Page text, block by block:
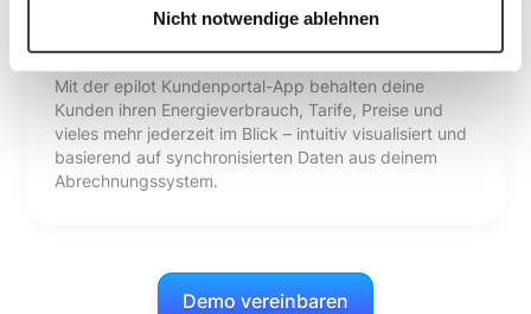
Nicht notwendige ablehnen
Kundenportal-App
Mit der epilot Kundenportal-App behalten deine
Kunden ihren Energieverbrauch, Tarife, Preise und
vieles mehr jederzeit im Blick – intuitiv visualisiert und
basierend auf synchronisierten Daten aus deinem
Abrechnungssystem.
Demo vereinbaren